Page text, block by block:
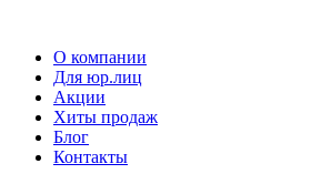
О компании
Для юр.лиц
Акции
Хиты продаж
Блог
Контакты